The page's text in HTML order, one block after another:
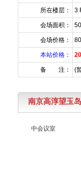
所在楼层： 3
会场面积：
会场价格：
本站价格：
备 注： (
南京高淳望玉
中会议室